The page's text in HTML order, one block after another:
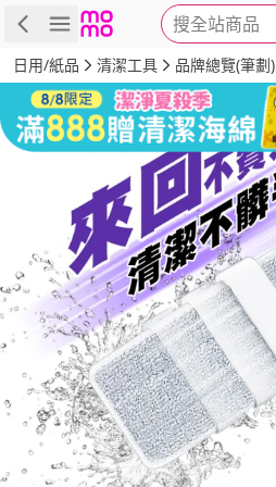
搜全站商品
商品 評價 詳情
日用/紙品 清潔工具 品牌總覽(筆劃)